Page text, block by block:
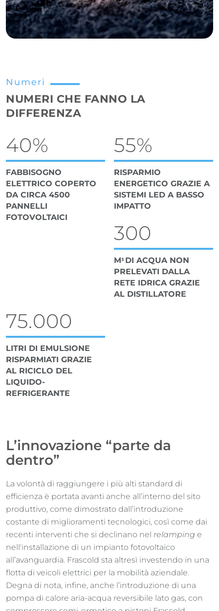
Numeri
NUMERI CHE FANNO LA
DIFFERENZA
40%
FABBISOGNO
ELETTRICO COPERTO
DA CIRCA 4500
PANNELLI
FOTOVOLTAICI
55%
RISPARMIO
ENERGETICO GRAZIE A
SISTEMI LED A BASSO
IMPATTO
300
M3 DI ACQUA NON
PRELEVATI DALLA
RETE IDRICA GRAZIE
AL DISTILLATORE
75.000
LITRI DI EMULSIONE
RISPARMIATI GRAZIE
AL RICICLO DEL
LIQUIDO-
REFRIGERANTE
L’innovazione “parte da
dentro”
La volontà di raggiungere i più alti standard di
efficienza è portata avanti anche all’interno del sito
produttivo, come dimostrato dall’introduzione
costante di miglioramenti tecnologici, così come dai
recenti interventi che si declinano nel relamping e
nell'installazione di un impianto fotovoltaico
all’avanguardia. Frascold sta altresì investendo in una
flotta di veicoli elettrici per la mobilità aziendale.
Degna di nota, infine, anche l’introduzione di una
pompa di calore aria-acqua reversibile lato gas, con